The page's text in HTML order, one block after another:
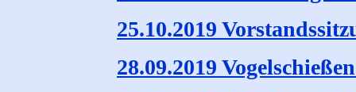
25.10.2019
28.09.2019